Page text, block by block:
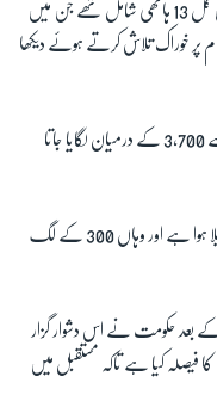
کل 13 ہاتھی شامل تھے جن میں
پر خوراک تلاش کرتے ہوئے دیکھا
3,700 کے درمیان لگایا جاتا
ہوا ہے اور وہاں 300 کے لگ
بعد حکومت نے اس دشوار گزار
فیصلہ کیا ہے تاکہ مستقبل میں